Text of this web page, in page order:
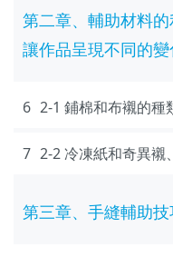
第二章、輔助材料的
讓作品呈現不同的
6 2-1 鋪棉和布襯的種
7 2-2 冷凍紙和奇異襯
第三章、手縫輔助技